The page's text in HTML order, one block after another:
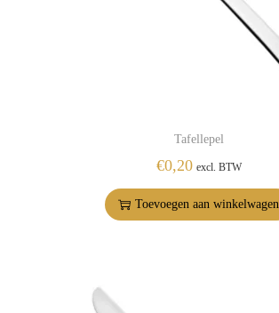
Tafellepel
€0,20 excl. BTW
Toevoegen aan winkelwagen